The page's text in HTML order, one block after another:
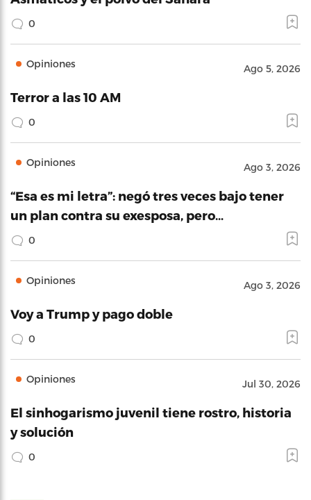
0
Opiniones Ago 5, 2026
Terror a las 10 AM
0
Opiniones Ago 3, 2026
“Esa es mi letra”: negó tres veces bajo tener
un plan contra su exesposa, pero…
0
Opiniones Ago 3, 2026
Voy a Trump y pago doble
0
Opiniones Jul 30, 2026
El sinhogarismo juvenil tiene rostro, historia
y solución
0